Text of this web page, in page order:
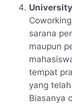
sarana
maupun
tempat
yang
Biasanya